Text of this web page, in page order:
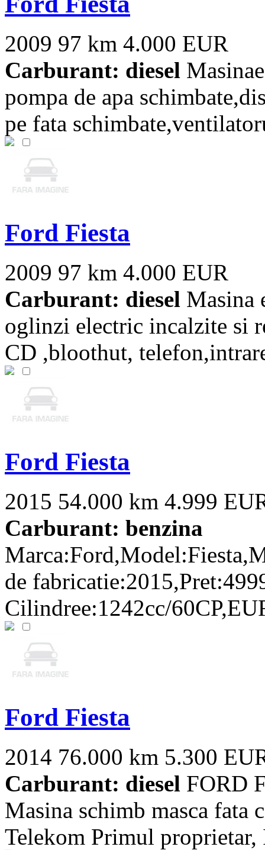
2009 97 km 4.000 EUR
Carburant: diesel
pompa de apa
pe fata
Ford Fiesta
2009 97 km 4.000 EUR
Carburant: diesel Masina
oglinzi electric incalzite si
CD ,bloothut,
Ford Fiesta
2015 54.000 km 4.999
Carburant: benzina
de
Cilindree:1242cc/
Ford Fiesta
2014 76.000 km 5.300
Carburant: diesel FORD
Masina schimb masca fata
Telekom Primul